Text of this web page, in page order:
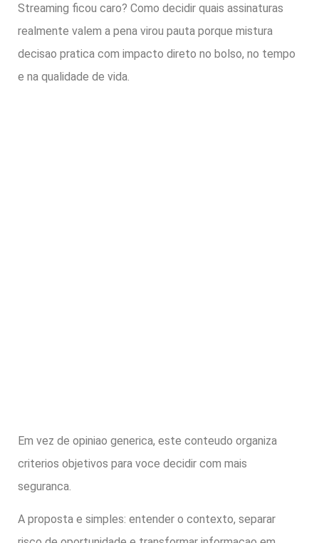
Streaming ficou caro? Como decidir quais assinaturas
realmente valem a pena virou pauta porque mistura
decisao pratica com impacto direto no bolso, no tempo
e na qualidade de vida.
Em vez de opiniao generica, este conteudo organiza
criterios objetivos para voce decidir com mais
seguranca.
A proposta e simples: entender o contexto, separar